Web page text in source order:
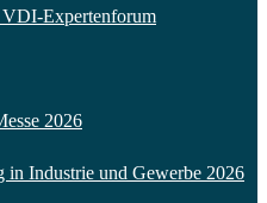
VDI-Expertenforum
2026
in Industrie und Gewerbe 2026